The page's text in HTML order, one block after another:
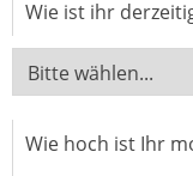
Wie ist ihr
Wie hoch ist Ihr